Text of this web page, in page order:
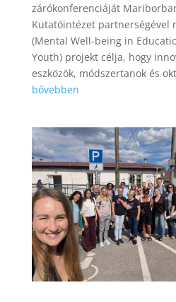
zárókonferenciáját
Kutatóintézet partnerségével
(Mental Well-being in
Youth) projekt célja, hogy
eszközök, módszertanok és
bővebben